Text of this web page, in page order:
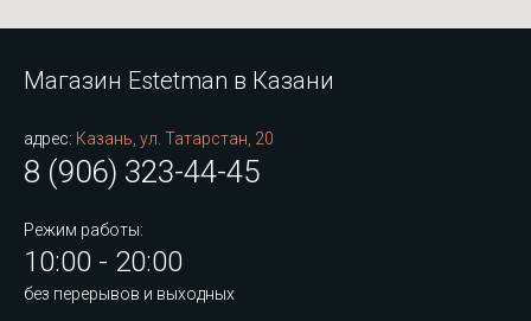
Магазин Estetman в Казани
адрес: Казань, ул. Татарстан, 20
8 (906) 323-44-45
Режим работы:
10:00 - 20:00
без перерывов и выходных